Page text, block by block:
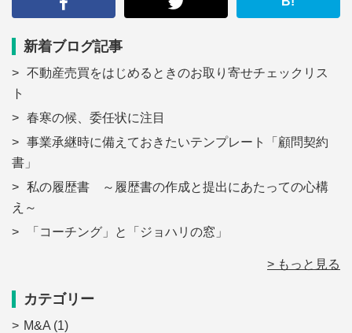
新着ブログ記事
不動産売買をはじめるときのお取り寄せチェックリス
ト
春寒の候、委任状に注目
事業承継時に備えておきたいテンプレート「顧問契約
書」
私の履歴書 ～履歴書の作成と提出にあたっての心構
え～
「コーチング」と「ジョハリの窓」
> もっと見る
カテゴリー
M&A (1)